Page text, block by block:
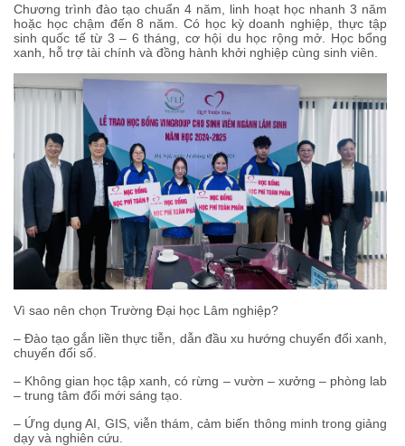
Chương trình đào tạo chuẩn 4 năm, linh hoạt học nhanh 3 năm
hoặc học chậm đến 8 năm. Có học kỳ doanh nghiệp, thực tập
sinh quốc tế từ 3 – 6 tháng, cơ hội du học rộng mở. Học bổng
xanh, hỗ trợ tài chính và đồng hành khởi nghiệp cùng sinh viên.
Vì sao nên chọn Trường Đại học Lâm nghiệp?
– Đào tạo gắn liền thực tiễn, dẫn đầu xu hướng chuyển đổi xanh,
chuyển đổi số.
– Không gian học tập xanh, có rừng – vườn – xưởng – phòng lab
– trung tâm đổi mới sáng tạo.
– Ứng dụng AI, GIS, viễn thám, cảm biến thông minh trong giảng
dạy và nghiên cứu.